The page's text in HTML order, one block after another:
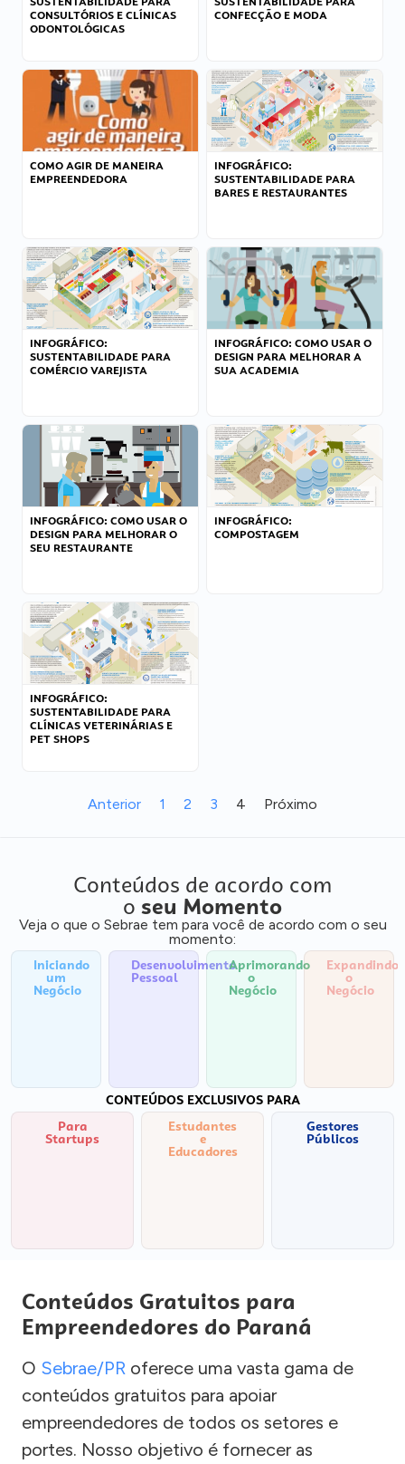
CONSULTÓRIOS E CLÍNICAS
ODONTOLÓGICAS
CONFECÇÃO E MODA
COMO AGIR DE MANEIRA
EMPREENDEDORA
INFOGRÁFICO:
SUSTENTABILIDADE PARA
BARES E RESTAURANTES
INFOGRÁFICO:
SUSTENTABILIDADE PARA
COMÉRCIO VAREJISTA
INFOGRÁFICO: COMO USAR O
DESIGN PARA MELHORAR A
SUA ACADEMIA
INFOGRÁFICO: COMO USAR O
DESIGN PARA MELHORAR O
SEU RESTAURANTE
INFOGRÁFICO:
COMPOSTAGEM
INFOGRÁFICO:
SUSTENTABILIDADE PARA
CLÍNICAS VETERINÁRIAS E
PET SHOPS
Anterior 1 2 3 4 Próximo
Conteúdos de acordo com
o seu Momento
Veja o que o Sebrae tem para você de acordo com o seu
momento:
Iniciando
um
Negócio
Desenvolvimento
Pessoal
Aprimorando
o
Negócio
Expandindo
o
Negócio
CONTEÚDOS EXCLUSIVOS PARA
Para
Startups
Estudantes
e
Educadores
Gestores
Públicos
Conteúdos Gratuitos para
Empreendedores do Paraná
O Sebrae/PR oferece uma vasta gama de
conteúdos gratuitos para apoiar
empreendedores de todos os setores e
portes. Nosso objetivo é fornecer as